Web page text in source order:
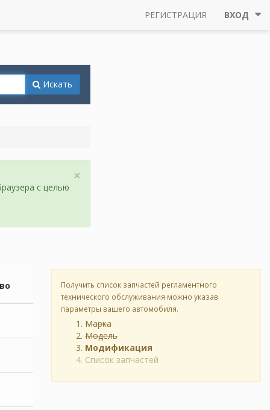
РЕГИСТРАЦИЯ ВХОД
Искать
×
с целью
Получить список запчастей регламентного
технического обслуживания можно указав
параметры вашего автомобиля.
Марка
Модель
Модификация
Список запчастей